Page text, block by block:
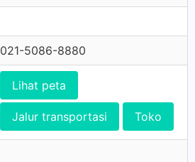
021-5086-8880
Lihat peta
Jalur transportasi Toko